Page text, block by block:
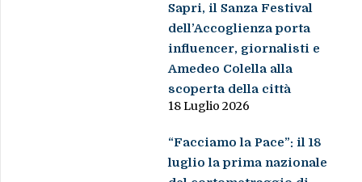
Sapri, il Sanza Festival
dell’Accoglienza porta
influencer, giornalisti e
Amedeo Colella alla
scoperta della città
18 Luglio 2026
“Facciamo la Pace”: il 18
luglio la prima nazionale